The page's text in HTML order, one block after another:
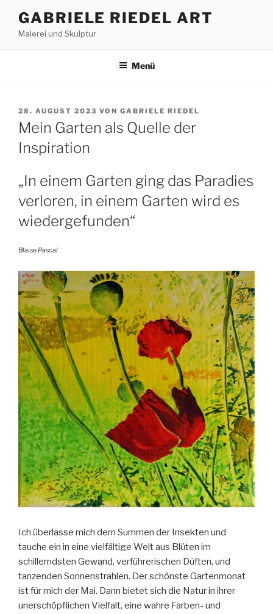
Inhalt
springen
GABRIELE RIEDEL ART
Malerei und Skulptur
Menü
VERÖFFENTLICHT
AM
28. AUGUST 2023 VON GABRIELE RIEDEL
Mein Garten als Quelle der
Inspiration
„In einem Garten ging das Paradies
verloren, in einem Garten wird es
wiedergefunden“
Blaise Pascal
Ich überlasse mich dem Summen der Insekten und
tauche ein in eine vielfältige Welt aus Blüten im
schillerndsten Gewand, verführerischen Düften, und
tanzenden Sonnenstrahlen. Der schönste Gartenmonat
ist für mich der Mai. Dann bietet sich die Natur in ihrer
unerschöpflichen Vielfalt, eine wahre Farben- und